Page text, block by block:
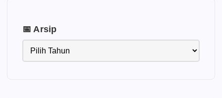
📅 Arsip